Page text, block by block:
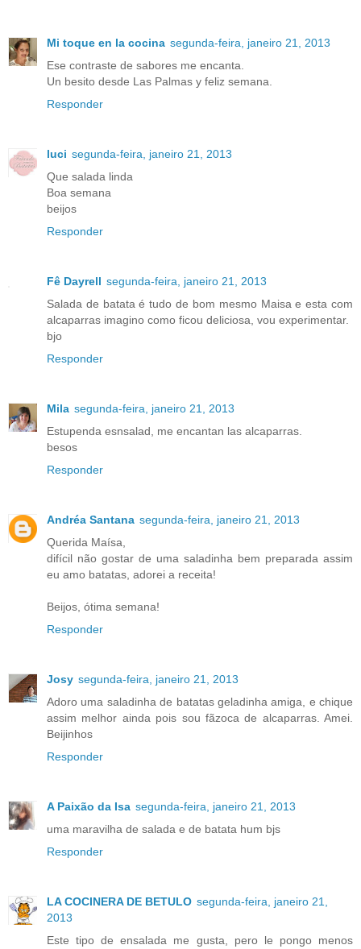
Mi toque en la cocina segunda-feira, janeiro 21, 2013
Ese contraste de sabores me encanta.
Un besito desde Las Palmas y feliz semana.
Responder
luci segunda-feira, janeiro 21, 2013
Que salada linda
Boa semana
beijos
Responder
Fê Dayrell segunda-feira, janeiro 21, 2013
Salada de batata é tudo de bom mesmo Maisa e esta com
alcaparras imagino como ficou deliciosa, vou experimentar.
bjo
Responder
Mila segunda-feira, janeiro 21, 2013
Estupenda esnsalad, me encantan las alcaparras.
besos
Responder
Andréa Santana segunda-feira, janeiro 21, 2013
Querida Maísa,
difícil não gostar de uma saladinha bem preparada assim
eu amo batatas, adorei a receita!
Beijos, ótima semana!
Responder
Josy segunda-feira, janeiro 21, 2013
Adoro uma saladinha de batatas geladinha amiga, e chique
assim melhor ainda pois sou fãzoca de alcaparras. Amei.
Beijinhos
Responder
A Paixão da Isa segunda-feira, janeiro 21, 2013
uma maravilha de salada e de batata hum bjs
Responder
LA COCINERA DE BETULO segunda-feira, janeiro 21,
2013
Este tipo de ensalada me gusta, pero le pongo menos